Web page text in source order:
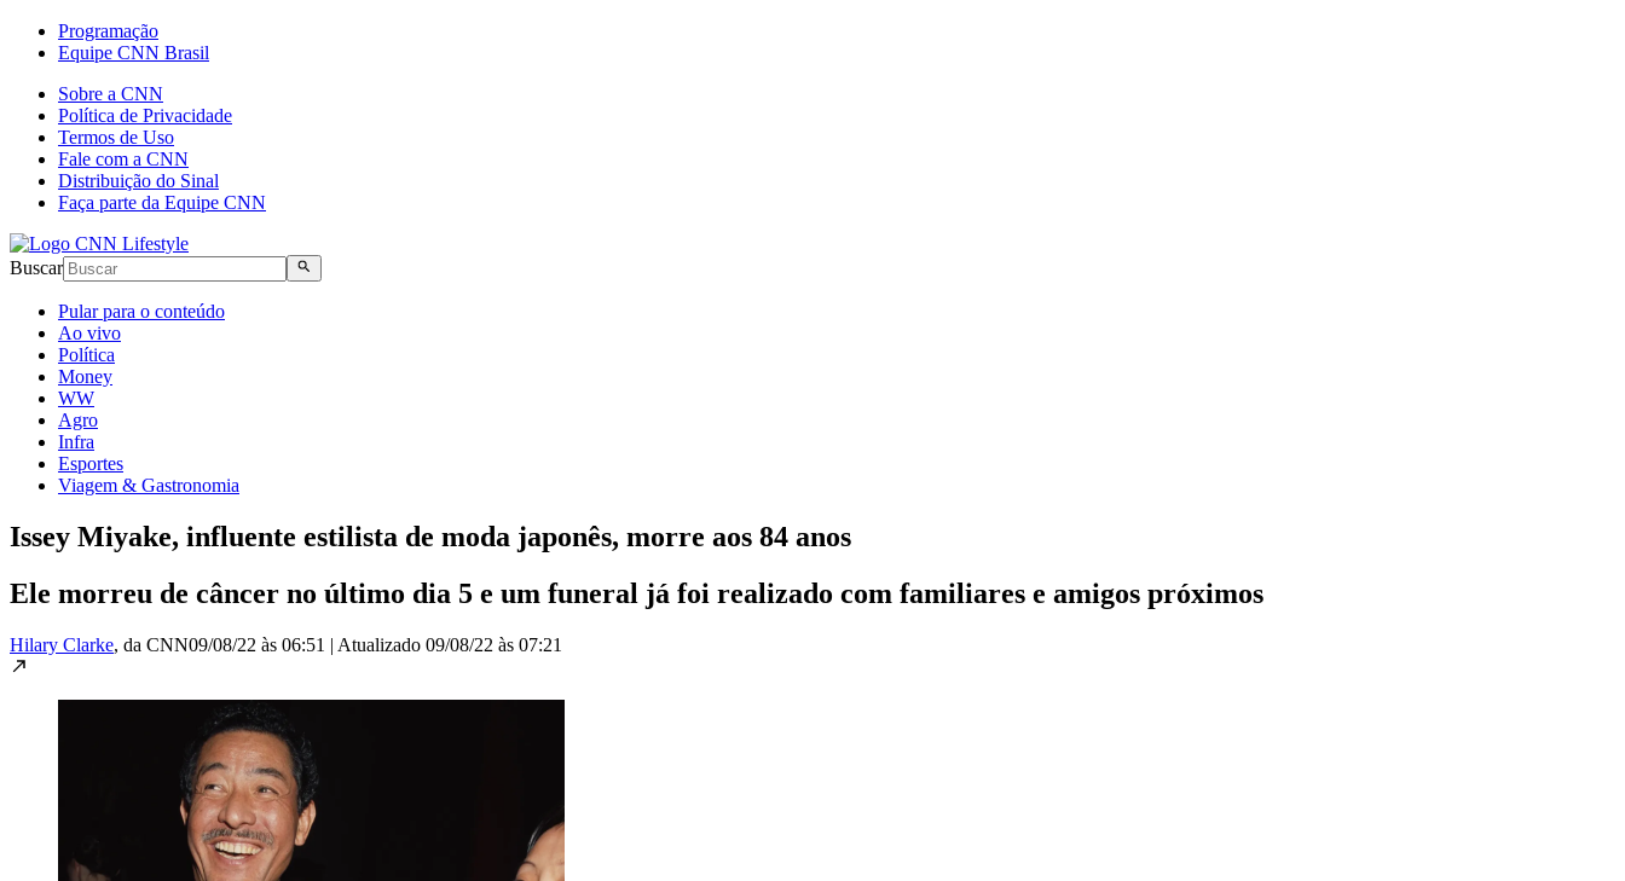
Programação
Equipe CNN Brasil
Sobre a CNN
Política de Privacidade
Termos de Uso
Fale com a CNN
Distribuição do Sinal
Faça parte da Equipe CNN
Buscar
Pular para o conteúdo
Ao vivo
Política
Money
WW
Agro
Infra
Esportes
Viagem & Gastronomia
Issey Miyake, influente estilista de moda japonês, morre aos 84 anos
Ele morreu de câncer no último dia 5 e um funeral já foi realizado com familiares e amigos próximos
Hilary Clarke, da CNN09/08/22 às 06:51 | Atualizado 09/08/22 às 07:21